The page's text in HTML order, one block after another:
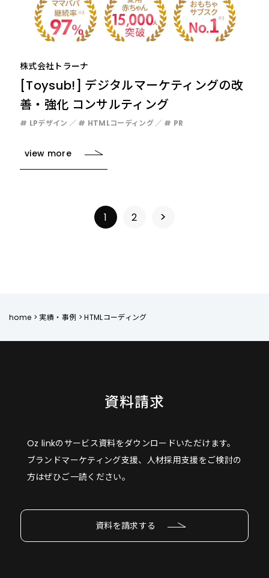
株式会社トラーナ
[Toysub!] デジタルマーケティングの改
善・強化 コンサルティング
# LPデザイン # HTMLコーディング # PR
view more
1 2 >
home > 実績・事例 >HTMLコーディング
資料請求
Oz linkのサービス資料をダウンロードいただけます。
ブランドマーケティング支援、人材採用支援をご検討の
方はぜひご一読ください。
資料を請求する